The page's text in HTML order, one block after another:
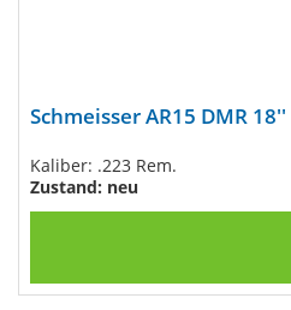
Schmeisser AR15 DMR
Kaliber: .223 Rem.
Zustand: neu